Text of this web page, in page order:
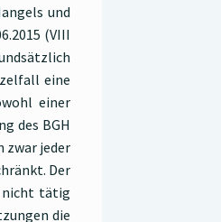
und
(VIII
eine
einer
des BGH
zwar jeder
Der
nicht tätig
die